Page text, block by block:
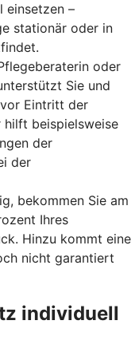
einsetzen –
stationär oder in
oder
Sie und
Eintritt der
beispielsweise
der
der
bekommen Sie am
Ihres
Hinzu kommt eine
nicht garantiert
individuell